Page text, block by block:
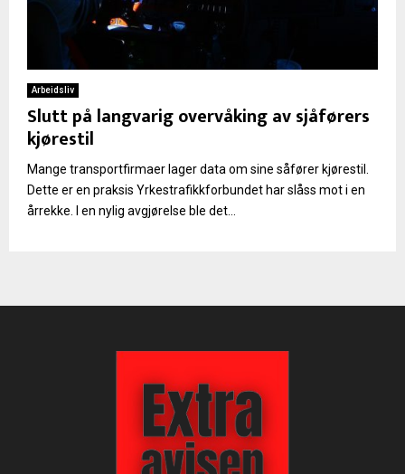
Arbeidsliv
Slutt på langvarig overvåking av sjåførers
kjørestil
Mange transportfirmaer lager data om sine såfører kjørestil.
Dette er en praksis Yrkestrafikkforbundet har slåss mot i en
årrekke. I en nylig avgjørelse ble det...